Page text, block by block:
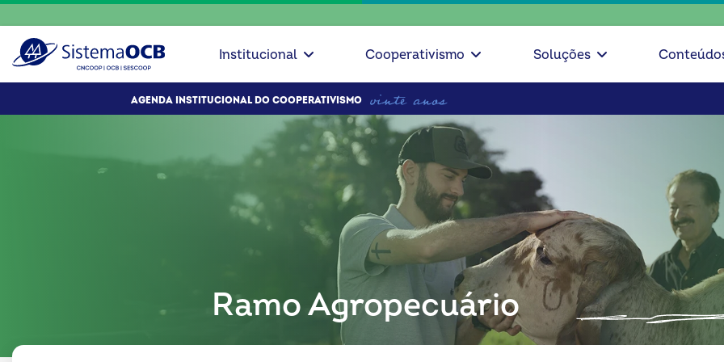
escolha
Institucional Cooperativismo Soluções
AGENDA INSTITUCIONAL DO COOPERATIVISMO
Ramo Agropecuário